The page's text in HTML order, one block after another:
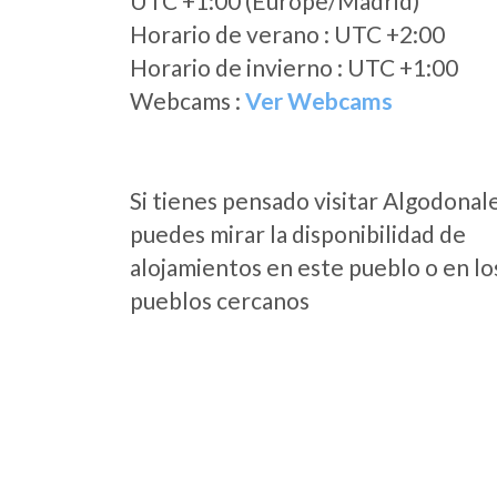
Horario de verano : UTC +2:00
Horario de invierno : UTC +1:00
Webcams : Ver Webcams
Si tienes pensado visitar
puedes mirar la disponibilidad de
alojamientos en este pueblo o en
pueblos cercanos